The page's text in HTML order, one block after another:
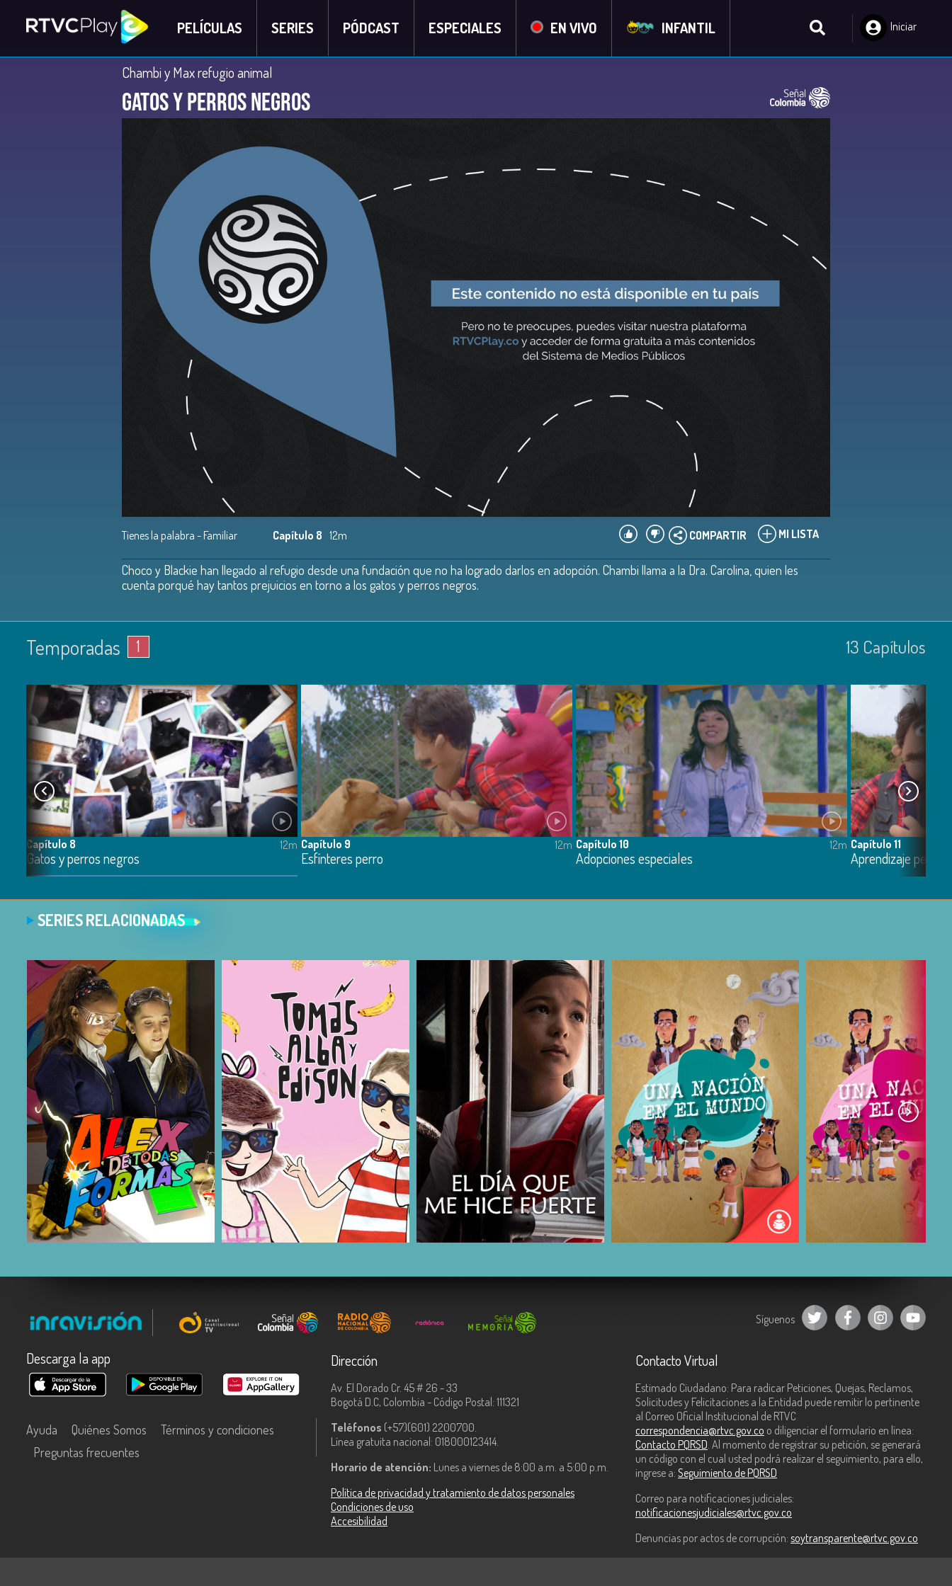
PELÍCULAS SERIES PÓDCAST ESPECIALES EN VIVO INFANTIL
Iniciar
Chambi y Max refugio animal
Gatos y perros negros
Tienes la palabra - Familiar Capítulo 8 12m MI LISTA
COMPARTIR
Choco y Blackie han llegado al refugio desde una fundación que no ha logrado darlos en adopción. Chambi llama a la Dra. Carolina, quien les
cuenta porqué hay tantos prejuicios en torno a los gatos y perros negros.
Temporadas 1 13 Capí­tulos
Capítulo 8
Gatos y perros negros
12m Capítulo 9
Esfínteres perro
12m Capítulo 10
Adopciones especiales
12m Capítulo 11
Aprendizaje perros
SERIES RELACIONADAS
COMPARTIR COMPARTIR COMPARTIR
Síguenos
Descarga la app
Ayuda Quiénes Somos
Términos y condiciones
Preguntas frecuentes
Dirección
Av. El Dorado Cr. 45 # 26 - 33
Bogotá D.C, Colombia - Código Postal: 111321
Teléfonos (+57)(601) 2200700.
Línea gratuita nacional: 018000123414.
Horario de atención: Lunes a viernes de 8:00 a.m. a 5:00 p.m.
Política de privacidad y tratamiento de datos personales
Condiciones de uso
Accesibilidad
Contacto Virtual
Estimado Ciudadano: Para radicar Peticiones, Quejas, Reclamos,
Solicitudes y Felicitaciones a la Entidad puede remitir lo pertinente
al Correo Oficial Institucional de RTVC
correspondencia@rtvc.gov.co o diligenciar el formulario en línea:
Contacto PQRSD . Al momento de registrar su petición, se generará
un código con el cual usted podrá realizar el seguimiento, para ello,
ingrese a: Seguimiento de PQRSD
Correo para notificaciones judiciales:
notificacionesjudiciales@rtvc.gov.co
Denuncias por actos de corrupción: soytransparente@rtvc.gov.co